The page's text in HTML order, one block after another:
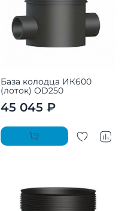
База колодца ИК600
(лоток) OD250
45 045 ₽